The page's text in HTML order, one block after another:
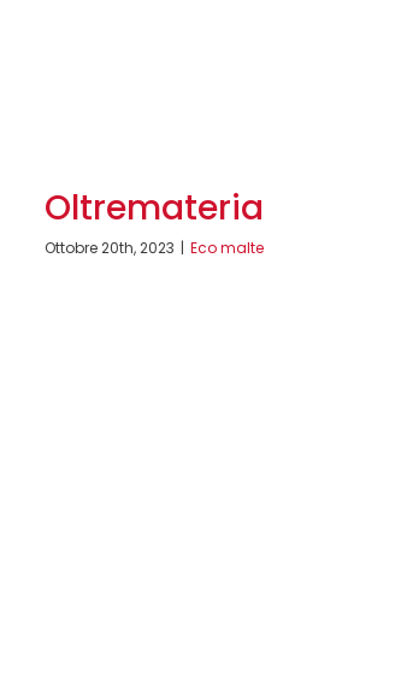
Oltremateria
Ottobre 20th, 2023 | Eco malte